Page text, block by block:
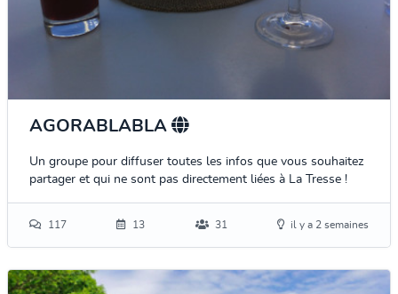
AGORABLABLA
Un groupe pour diffuser toutes les infos que vous souhaitez
partager et qui ne sont pas directement liées à La Tresse !
117 13 31 il y a 2 semaines